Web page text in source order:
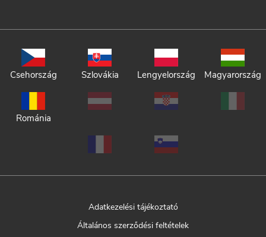
Csehország Szlovákia Lengyelország Magyarország
Románia
Adatkezelési tájékoztató
Általános szerződési feltételek